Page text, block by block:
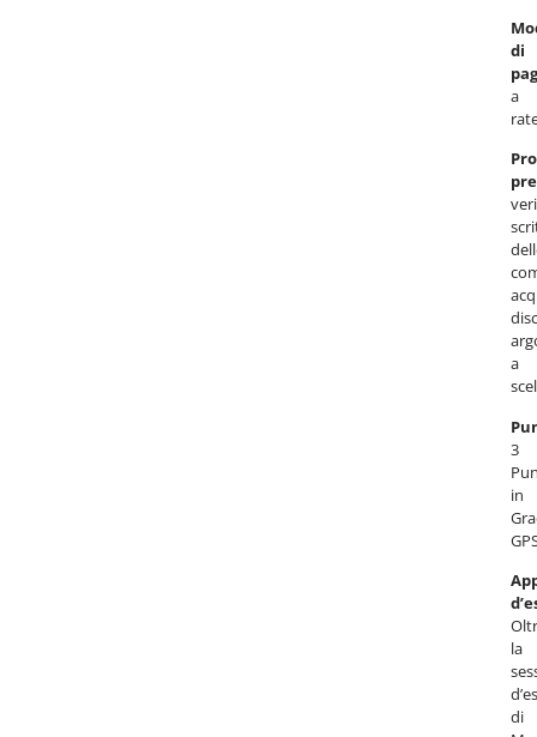
di
a
a
3
in
la
di